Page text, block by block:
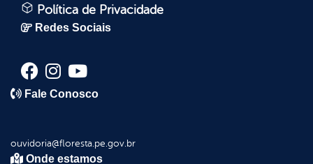
Política de Privacidade
Redes Sociais
Fale Conosco
ouvidoria@floresta.pe.gov.br
Onde estamos